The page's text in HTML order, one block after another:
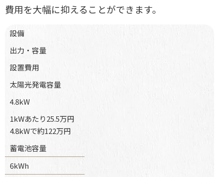
費用を大幅に抑えることができます。
設備
出力・容量
設置費用
太陽光発電容量
4.8kW
1kWあたり25.5万円
4.8kWで約122万円
蓄電池容量
6kWh